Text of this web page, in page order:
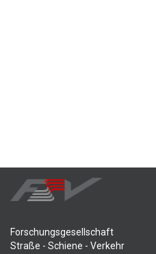
Forschungsgesellschaft
Straße - Schiene - Verkehr